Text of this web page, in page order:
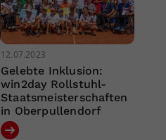
12.07.2023
Gelebte Inklusion:
win2day Rollstuhl-
Staatsmeisterschaften
in Oberpullendorf